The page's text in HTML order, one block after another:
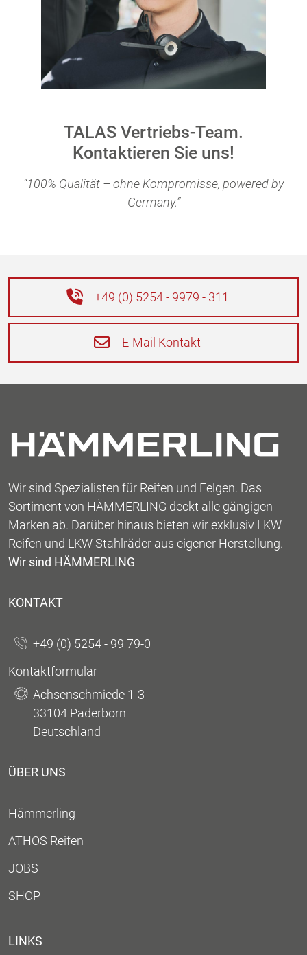
TALAS Vertriebs-Team.
Kontaktieren Sie uns!
“100% Qualität – ohne Kompromisse, powered by
Germany.”
+49 (0) 5254 - 9979 - 311
E-Mail Kontakt
Wir sind Spezialisten für Reifen und Felgen. Das
Sortiment von HÄMMERLING deckt alle gängigen
Marken ab. Darüber hinaus bieten wir exklusiv LKW
Reifen und LKW Stahlräder aus eigener Herstellung.
Wir sind HÄMMERLING
KONTAKT
+49 (0) 5254 - 99 79-0
Kontaktformular
Achsenschmiede 1-3
33104 Paderborn
Deutschland
ÜBER UNS
Hämmerling
ATHOS Reifen
JOBS
SHOP
LINKS